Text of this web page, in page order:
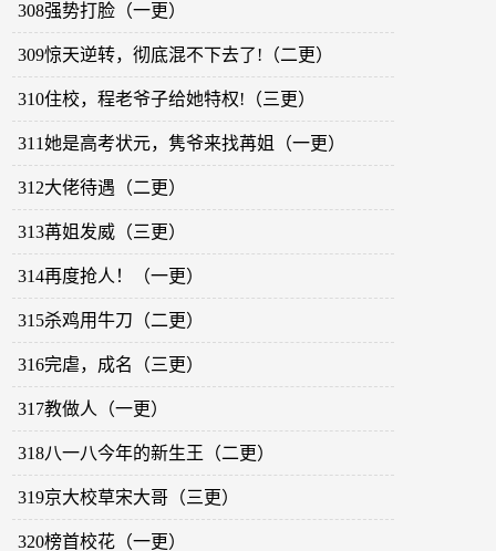
308强势打脸（一更）
309惊天逆转，彻底混不下去了!（二更）
310住校，程老爷子给她特权!（三更）
311她是高考状元，隽爷来找苒姐（一更）
312大佬待遇（二更）
313苒姐发威（三更）
314再度抢人！（一更）
315杀鸡用牛刀（二更）
316完虐，成名（三更）
317教做人（一更）
318八一八今年的新生王（二更）
319京大校草宋大哥（三更）
320榜首校花（一更）